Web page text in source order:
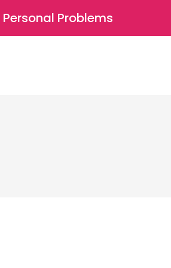
⚲
Personal Problems